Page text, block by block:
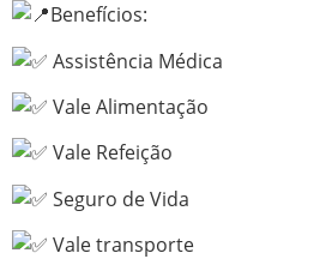
Benefícios:
Assistência Médica
Vale Alimentação
Vale Refeição
Seguro de Vida
Vale transporte